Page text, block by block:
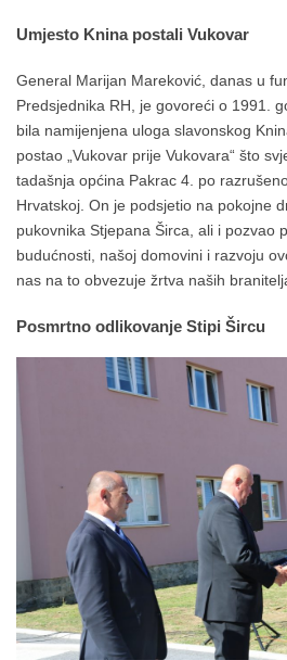
Umjesto Knina postali Vukovar
General Marijan Mareković, danas u
Predsjednika RH, je govoreći o 1991.
bila namijenjena uloga slavonskog
postao „Vukovar prije Vukovara“ što
tadašnja općina Pakrac 4. po
Hrvatskoj. On je podsjetio na pokojne
pukovnika Stjepana Širca, ali i pozvao
budućnosti, našoj domovini i razvoju
nas na to obvezuje žrtva naših
Posmrtno odlikovanje Stipi Šircu